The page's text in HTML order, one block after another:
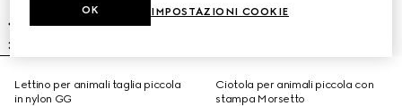
Lettino per animali taglia piccola
in nylon GG
Ciotola per animali piccola con
stampa Morsetto
IMPOSTAZIONI COOKIE
OK